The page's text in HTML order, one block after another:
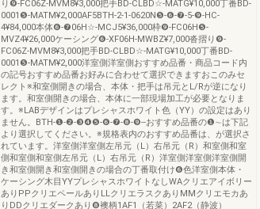
り❾-FC06Z-MVM8¥3,000把手BD-CLBD☆-MATG¥10,000丁番BD-
0001❺-MATM¥2,000AF5BTH-2-1-0620N❺-❻-❼-5-❾-HC-
4¥84,000本体❻-❼06H☆-MCJ5¥36,000枠❾-FC06H❺-
MVZ4¥26,000ケーシング❻-XF06H-MWBZ¥7,000沓摺り❾-
FC06Z-MVM8¥3,000把手BD-CLBD☆-MATG¥10,000丁番BD-
0001❺-MATM¥2,000洋室側洋室側おすすめ品番・商品コード内
の記号おすすめ品番お好みに合わせて選択できますおこのみセ
レクト※和室側開きの場合、本体・把手は吊元とL/Rが逆になり
ます。和室側開きの場合、本体に一部現場加工が必要となりま
す。※LABデザインはプレシャスホワイト色（YY）の設定はあり
ません。BTH-❶-❷-❸❹❺-❻-❼-❽-❾--おすすめ品番の❶∼は下記
より選択してください。※規格表内のおすすめ品番は、が選択さ
れています。洋室側洋室側左吊元（L）右吊元（R）和室側和室
側和室側和室側左吊元（L）右吊元（R）洋室側洋室側洋室側開
き和室側開き和室側開きの場合の丁番取付け❻色洋室側本体・
ケーシング木目YYプレシャスホワイトなしWAクリエアイボリー
ありPPクリエペールありLLクリエラスクありMMクリエモカあ
りDDクリエダークあり❽襖柄1AF1（若菜）2AF2（静波）